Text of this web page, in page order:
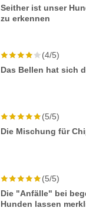
Seither ist unser
zu erkennen
(4/5)
Das Bellen hat sich
(5/5)
Die Mischung für
(5/5)
Die "Anfälle" bei
Hunden lassen